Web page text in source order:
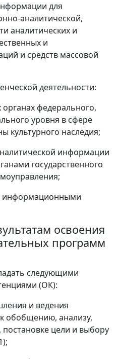
для
аналитической,
аналитических и
и
и средств массовой
деятельности:
органах федерального,
уровня в сфере
культурного наследия;
информации
государственного
информационными
освоения
программ
следующими
(ОК):
и ведения
обобщению, анализу,
цели и выбору